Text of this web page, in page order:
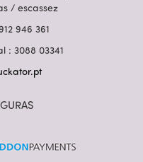
/ escassez
946 361
: 3088 03341